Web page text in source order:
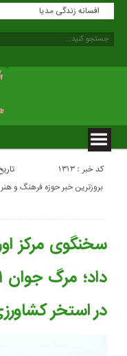
افسانه زندگی مدیا
کد خبر : 1313 تاریخ
بروزترین خبر حوزه فرهنگ و هنر
سخنگوی مرکز
در استخر